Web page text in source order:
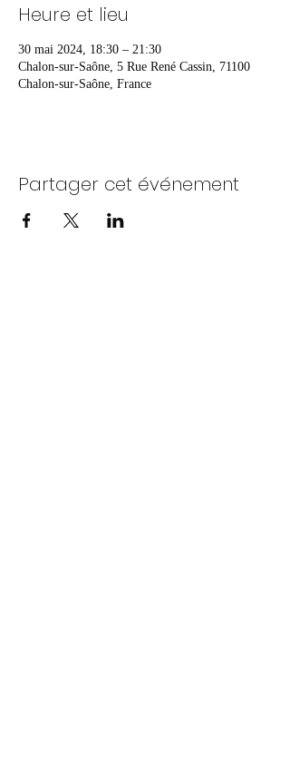
Heure et lieu
30 mai 2024, 18:30 – 21:30
Chalon-sur-Saône, 5 Rue René Cassin, 71100
Chalon-sur-Saône, France
Partager cet événement